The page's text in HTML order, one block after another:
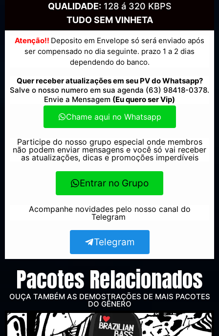
QUALIDADE:128 á 320 KBPS
TUDO SEM VINHETA
Atenção!! Deposito em Envelope só será enviado após
ser compensado no dia seguinte. prazo 1 a 2 dias
dependendo do banco.
Quer receber atualizações em seu PV do Whatsapp?
Salve o nosso numero em sua agenda (63) 98418-0378.
Envie a Mensagem (Eu quero ser Vip)
Chame aqui no Whatsapp
Participe do nosso grupo especial onde membros
não podem enviar mensagens e você só vai receber
as atualizações, dicas e promoções imperdíveis
Entrar no Grupo
Acompanhe novidades pelo nosso canal do
Telegram
Telegram
Pacotes Relacionados
OUÇA TAMBÉM AS DEMOSTRAÇÕES DE MAIS PACOTES
DO GÊNERO